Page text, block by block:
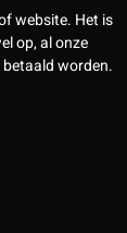
website. Het is
op, al onze
worden.